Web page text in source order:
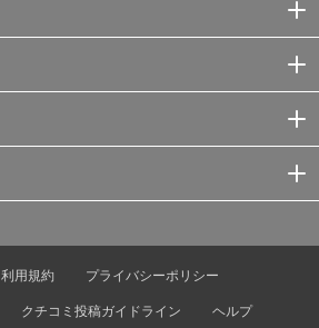
利用規約
プライバシーポリシー
クチコミ投稿ガイドライン ヘルプ